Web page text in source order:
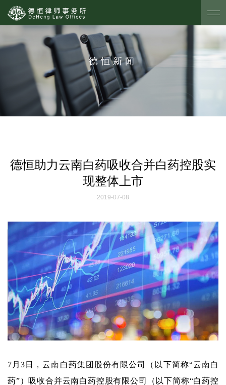
德恒新闻
德恒助力云南白药吸收合并白药控股实
现整体上市
2019-07-08
7月3日，云南白药集团股份有限公司（以下简称“云南白
药”）吸收合并云南白药控股有限公司（以下简称“白药控